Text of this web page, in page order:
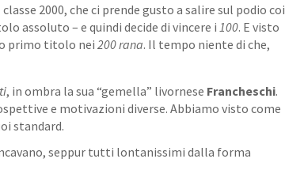
classe 2000, che ci prende gusto a salire sul podio coi
assoluto – e quindi decide di vincere i100. E visto
primo titolo nei200 rana. Il tempo niente di che,
, in ombra la sua “gemella” livornese Francheschi.
e motivazioni diverse. Abbiamo visto come
standard.
seppur tutti lontanissimi dalla forma